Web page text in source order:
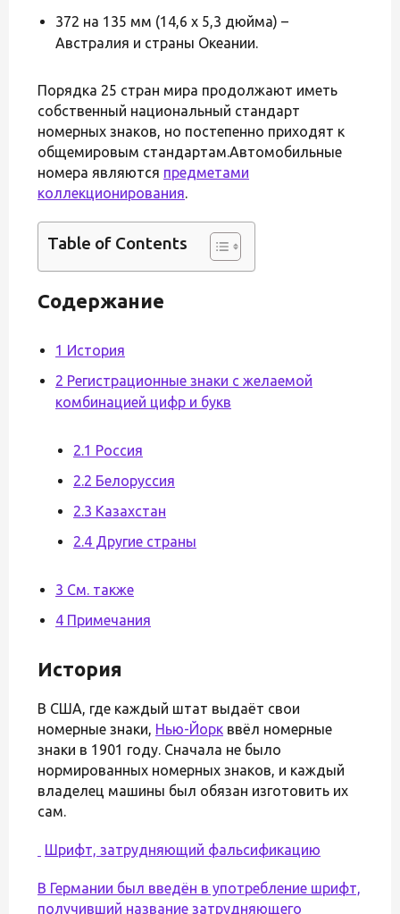
372 на 135 мм (14,6 х 5,3 дюйма) –
Австралия и страны Океании.
Порядка 25 стран мира продолжают иметь
собственный национальный стандарт
номерных знаков, но постепенно приходят к
общемировым стандартам.Автомобильные
номера являются предметами
коллекционирования.
Table of Contents
Содержание
1 История
2 Регистрационные знаки с желаемой
комбинацией цифр и букв
2.1 Россия
2.2 Белоруссия
2.3 Казахстан
2.4 Другие страны
3 См. также
4 Примечания
История
В США, где каждый штат выдаёт свои
номерные знаки, Нью-Йорк ввёл номерные
знаки в 1901 году. Сначала не было
нормированных номерных знаков, и каждый
владелец машины был обязан изготовить их
сам.
Шрифт, затрудняющий фальсификацию
В Германии был введён в употребление шрифт,
получивший название затрудняющего